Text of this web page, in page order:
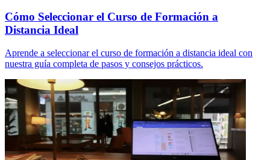
Cómo Seleccionar el Curso de Formación a
Distancia Ideal
Aprende a seleccionar el curso de formación a distancia ideal con
nuestra guía completa de pasos y consejos prácticos.